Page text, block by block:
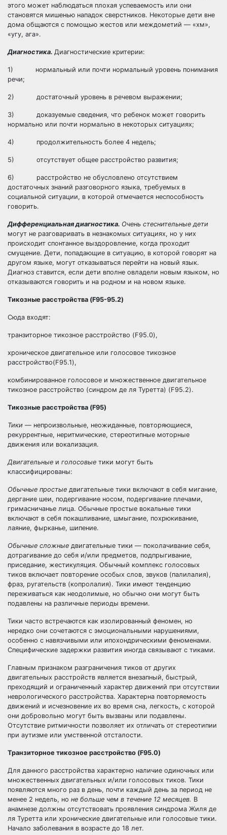
этого может наблюдаться плохая успеваемость или они
становятся мишенью нападок сверстников. Некоторые дети вне
дома общаются с помощью жестов или междометий — «хм»,
«угу, ага».
Диагностика. Диагностические критерии:
1) нормальный или почти нормальный уровень понимания
речи;
2) достаточный уровень в речевом выражении;
3) доказуемые сведения, что ребенок может говорить
нормально или почти нормально в некоторых ситуациях;
4) продолжительность более 4 недель;
5) отсутствует общее расстройство развития;
6) расстройство не обусловлено отсутствием
достаточных знаний разговорного языка, требуемых в
социальной ситуации, в которой отмечается неспособность
говорить.
Дифференциальная диагностика. Очень стеснительные дети
могут не разговаривать в незнакомых ситуациях, но у них
происходит спонтанное выздоровление, когда проходит
смущение. Дети, попадающие в ситуацию, в которой говорят на
другом языке, могут отказываться перейти на новый язык.
Диагноз ставится, если дети вполне овладели новым языком, но
отказываются говорить и на родном и на новом языке.
Тикозные расстройства (F95-95.2)
Сюда входят:
транзиторное тикозное расстройство (F95.0),
хроническое двигательное или голосовое тикозное
расстройство(F95.1),
комбинированное голосовое и множественное двигательное
тикозное расстройство (синдром де ля Туретта) (F95.2).
Тикозные расстройства (F95)
Тики — непроизвольные, неожиданные, повторяющиеся,
рекуррентные, неритмические, стереотипные моторные
движения или вокализация.
Двигательные и голосовые тики могут быть
классифицированы:
Обычные простые двигательные тики включают в себя мигание,
дергание шеи, подергивание носом, подергивание плечами,
гримасничанье лица. Обычные простые вокальные тики
включают в себя покашливание, шмыгание, похрюкивание,
лаяние, фырканье, шипение.
Обычные сложные двигательные тики — поколачивание себя,
дотрагивание до себя и/или предметов, подпрыгивание,
приседание, жестикуляция. Обычный комплекс голосовых
тиков включает повторение особых слов, звуков (палилалия),
фраз, ругательств (копролалия). Тики имеют тенденцию
переживаться как неодолимые, но обычно они могут быть
подавлены на различные периоды времени.
Тики часто встречаются как изолированный феномен, но
нередко они сочетаются с эмоциональными нарушениями,
особенно с навязчивыми или ипохондрическими феноменами.
Специфические задержки развития иногда связывают с тиками.
Главным признаком разграничения тиков от других
двигательных расстройств является внезапный, быстрый,
преходящий и ограниченный характер движений при отсутствии
неврологического расстройства. Характерна повторяемость
движений и исчезновение их во время сна, легкость, с которой
они добровольно могут быть вызваны или подавлены.
Отсутствие ритмичности позволяет их отличать от стереотипии
при аутизме или умственной отсталости.
Транзиторное тикозное расстройство (F95.0)
Для данного расстройства характерно наличие одиночных или
множественных двигательных и/или голосовых тиков. Тики
появляются много раз в день, почти каждый день за период не
менее 2 недель, но не больше чем в течение 12 месяцев. В
анамнезе должны отсутствовать проявления синдрома Жиля де
ля Туретта или хронические двигательные или голосовые тики.
Начало заболевания в возрасте до 18 лет.